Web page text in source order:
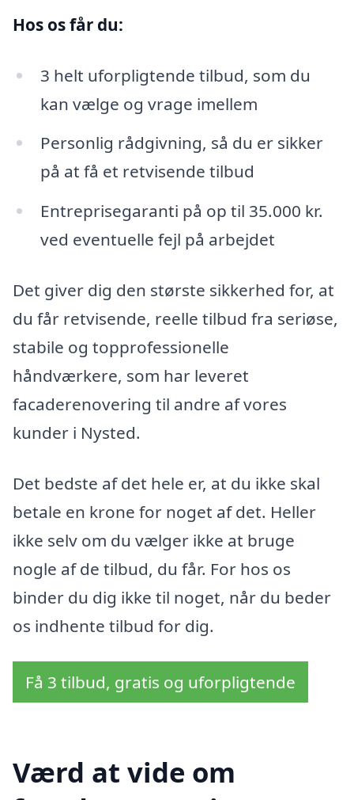
Hos os får du:
3 helt uforpligtende tilbud, som du
kan vælge og vrage imellem
Personlig rådgivning, så du er sikker
på at få et retvisende tilbud
Entreprisegaranti på op til 35.000 kr.
ved eventuelle fejl på arbejdet
Det giver dig den største sikkerhed for, at
du får retvisende, reelle tilbud fra seriøse,
stabile og topprofessionelle
håndværkere, som har leveret
facaderenovering til andre af vores
kunder i Nysted.
Det bedste af det hele er, at du ikke skal
betale en krone for noget af det. Heller
ikke selv om du vælger ikke at bruge
nogle af de tilbud, du får. For hos os
binder du dig ikke til noget, når du beder
os indhente tilbud for dig.
Få 3 tilbud, gratis og uforpligtende
Værd at vide om